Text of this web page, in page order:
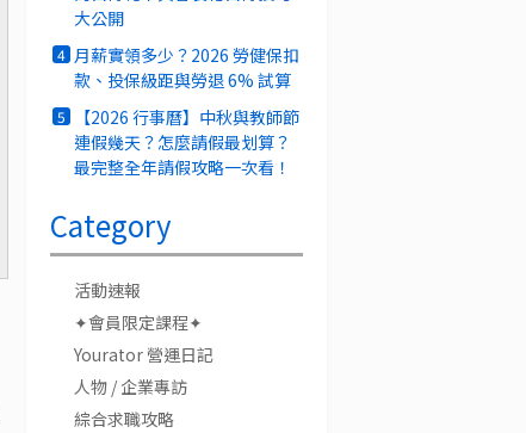
大公開
4 月薪實領多少？2026 勞健保扣
款、投保級距與勞退 6% 試算
5
【2026 行事曆】中秋與教師節
連假幾天？怎麼請假最划算？
最完整全年請假攻略一次看！
Category
活動速報
✦會員限定課程✦
Yourator 營運日記
人物 / 企業專訪
綜合求職攻略